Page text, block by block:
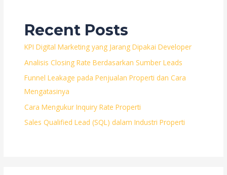
Recent Posts
KPI Digital Marketing yang Jarang Dipakai Developer
Analisis Closing Rate Berdasarkan Sumber Leads
Funnel Leakage pada Penjualan Properti dan Cara
Mengatasinya
Cara Mengukur Inquiry Rate Properti
Sales Qualified Lead (SQL) dalam Industri Properti